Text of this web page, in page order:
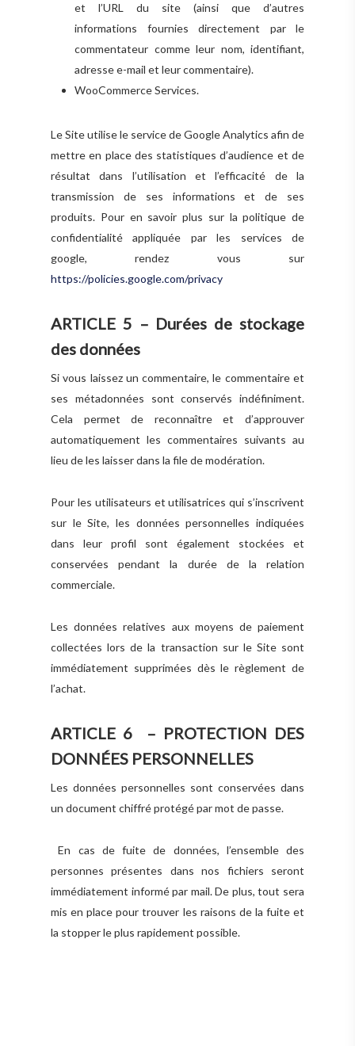
et l’URL du site (ainsi que d’autres
informations fournies directement par le
commentateur comme leur nom, identifiant,
adresse e-mail et leur commentaire).
WooCommerce Services.
Le Site utilise le service de Google Analytics afin de
mettre en place des statistiques d’audience et de
résultat dans l’utilisation et l’efficacité de la
transmission de ses informations et de ses
produits. Pour en savoir plus sur la politique de
confidentialité appliquée par les services de
google, rendez vous sur
https://policies.google.com/privacy
ARTICLE 5 – Durées de stockage
des données
Si vous laissez un commentaire, le commentaire et
ses métadonnées sont conservés indéfiniment.
Cela permet de reconnaître et d’approuver
automatiquement les commentaires suivants au
lieu de les laisser dans la file de modération.
Pour les utilisateurs et utilisatrices qui s’inscrivent
sur le Site, les données personnelles indiquées
dans leur profil sont également stockées et
conservées pendant la durée de la relation
commerciale.
Les données relatives aux moyens de paiement
collectées lors de la transaction sur le Site sont
immédiatement supprimées dès le règlement de
l’achat.
ARTICLE 6 – PROTECTION DES
DONNÉES PERSONNELLES
Les données personnelles sont conservées dans
un document chiffré protégé par mot de passe.
En cas de fuite de données, l’ensemble des
personnes présentes dans nos fichiers seront
immédiatement informé par mail. De plus, tout sera
mis en place pour trouver les raisons de la fuite et
la stopper le plus rapidement possible.